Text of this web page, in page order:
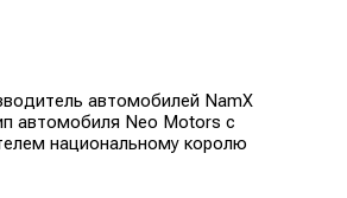
автомобилей NamX
автомобиля Neo Motors с
национальному королю